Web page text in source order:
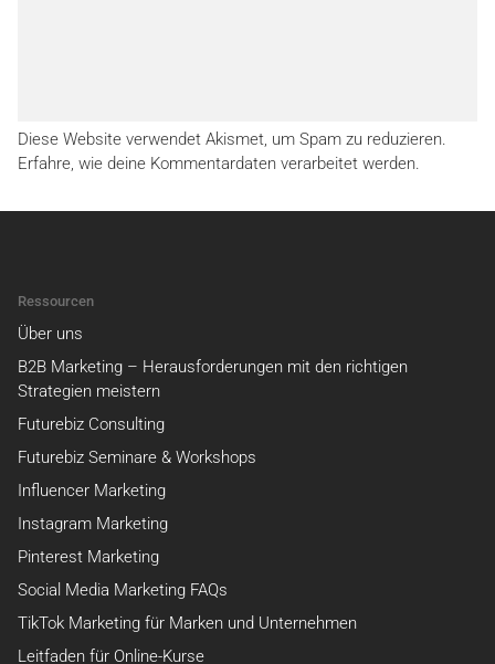
Diese Website verwendet Akismet, um Spam zu reduzieren.
Erfahre, wie deine Kommentardaten verarbeitet werden.
Ressourcen
Über uns
B2B Marketing – Herausforderungen mit den richtigen
Strategien meistern
Futurebiz Consulting
Futurebiz Seminare & Workshops
Influencer Marketing
Instagram Marketing
Pinterest Marketing
Social Media Marketing FAQs
TikTok Marketing für Marken und Unternehmen
Leitfaden für Online-Kurse